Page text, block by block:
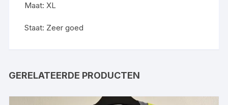
Maat: XL
Staat: Zeer goed
GERELATEERDE PRODUCTEN